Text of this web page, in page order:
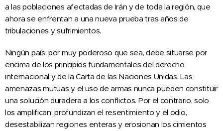
a las poblaciones afectadas de Irán y de toda la región, que
ahora se enfrentan a una nueva prueba tras años de
tribulaciones y sufrimientos.
Ningún país, por muy poderoso que sea, debe situarse por
encima de los principios fundamentales del derecho
internacional y de la Carta de las Naciones Unidas. Las
amenazas mutuas y el uso de armas nunca pueden constituir
una solución duradera a los conflictos. Por el contrario, solo
los amplifican: profundizan el resentimiento y el odio,
desestabilizan regiones enteras y erosionan los cimientos